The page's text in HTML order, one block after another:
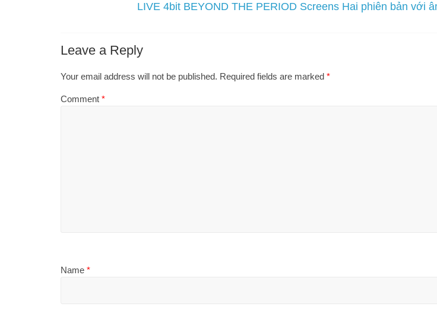
LIVE 4bit BEYOND THE PERIOD Screens Hai phiên bản với
Leave a Reply
Your email address will not be published. Required fields are marked *
Comment *
Name *